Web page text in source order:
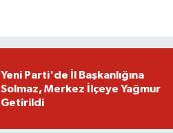
Yeni Parti'de İl Başkanlığına
Solmaz, Merkez İlçeye Yağmur
Getirildi